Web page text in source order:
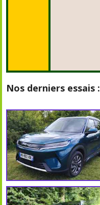
Nos derniers essais :